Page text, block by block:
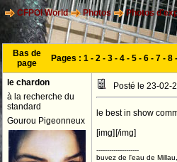
CFPOI World Photos Photos
Bas de
page
Pages : 1 - 2 - 3 - 4 - 5 - 6 - 7 - 8 -
le chardon
à la recherche du
standard
Gourou Pigeonneux
Posté le 23-02-
le best in show
[img] [/img]
--------------------
buvez de l'eau de